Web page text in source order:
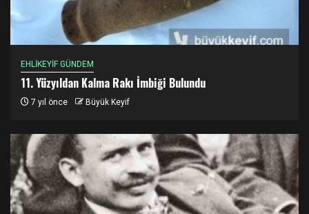
EHLİKEYİF GÜNDEM
11. Yüzyıldan Kalma Rakı İmbiği Bulundu
7 yıl önce Büyük Keyif